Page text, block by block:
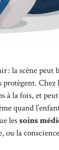
la scène peut
Chez
à la fois, et
quand
lessoins
ou la